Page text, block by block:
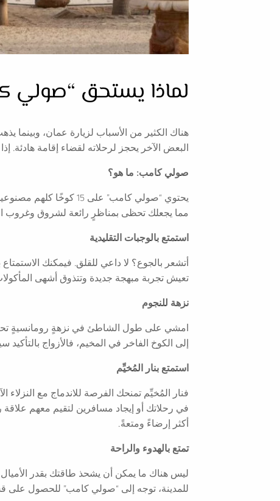
لماذا يستحق “صولي
هناك الكثير من الأسباب لزيارة عمان، وبينما
البعض الآخر يحجز لرحلاته لقضاء إقامة
صولي كامب: ما هو؟
يحتوي “صولي كامب”
مما يجعلك تحظى بمناظرٍ رائعة لشروق وغروب
استمتع بالوجبات التقليدية
أتشعر بالجوع؟ لا داعي للقلق. فيمكنك
تعيش تجربة مبهجة جديدة وتتذوق أشهى
نزهة للنجوم
امشي على طول الشاطئ في نزهةٍ رومانسيةٍ تحت
إلى الكوخ الفاخر في المخيم، فالأزواج
استمتع بنار المُخيِّم
فنار المُخيِّم تمنحك الفرصة للاندماج مع
في رحلاتك أو إيجاد مسافرين لتقيم معهم علاقة
أكثر إرضاءً ومتعةً.
تمتع بالهدوء والراحة
ليس هناك ما يمكن أن يشحذ طاقتك بقدر الأميال
للمدينة، توجه إلى “صولي كامب” للحصول على